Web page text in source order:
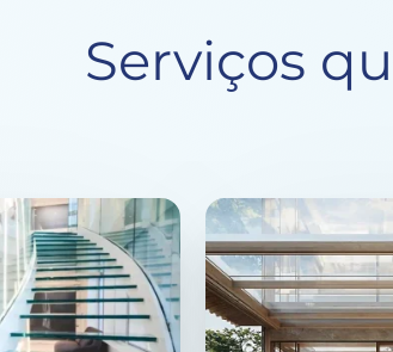
Serviços